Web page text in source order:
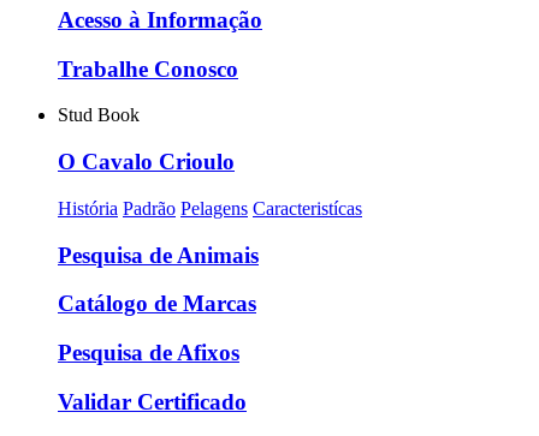
Acesso à Informação
Trabalhe Conosco
Stud Book
O Cavalo Crioulo
História Padrão Pelagens Caracteristícas
Pesquisa de Animais
Catálogo de Marcas
Pesquisa de Afixos
Validar Certificado